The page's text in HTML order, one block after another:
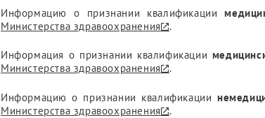
Информацию о признании квалификации
Министерства здравоохранения
.
Информация о признании квалификации
Министерства здравоохранения
.
Информацию о признании квалификации
Министерства здравоохранения
.